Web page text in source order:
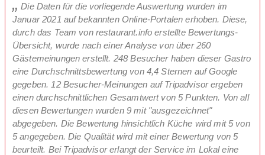
Die Daten für die vorliegende Auswertung wurden im
Januar 2021 auf bekannten Online-Portalen erhoben. Diese,
durch das Team von restaurant.info erstellte Bewertungs-
Übersicht, wurde nach einer Analyse von über 260
Gästemeinungen erstellt. 248 Besucher haben dieser Gastro
eine Durchschnittsbewertung von 4,4 Sternen auf Google
gegeben. 12 Besucher-Meinungen auf Tripadvisor ergeben
einen durchschnittlichen Gesamtwert von 5 Punkten. Von all
diesen Bewertungen wurden 9 mit "ausgezeichnet"
abgegeben. Die Bewertung hinsichtlich Küche wird mit 5 von
5 angegeben. Die Qualität wird mit einer Bewertung von 5
beurteilt. Bei Tripadvisor erlangt der Service im Lokal eine